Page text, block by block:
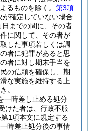
るものを除く。 第3項
が確定していない場合
までの間に、その者
に関して、その者が
した事項若しくは調
者に犯罪があると思
者に対し期末手当を
の信頼を確保し、期
な実施を維持する上
。
一時差し止める処分
けた者は、行政不服
1項本文に規定する
時差止処分後の事情